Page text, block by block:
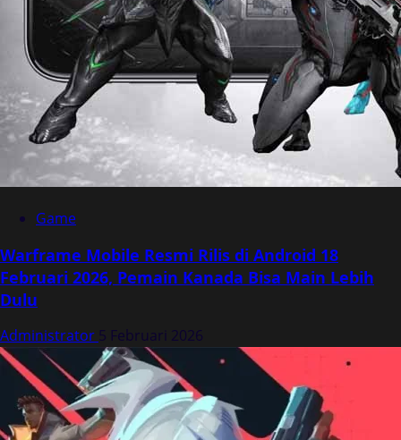
Game
Warframe Mobile Resmi Rilis di Android 18
Februari 2026, Pemain Kanada Bisa Main Lebih
Dulu
Administrator 5 Februari 2026